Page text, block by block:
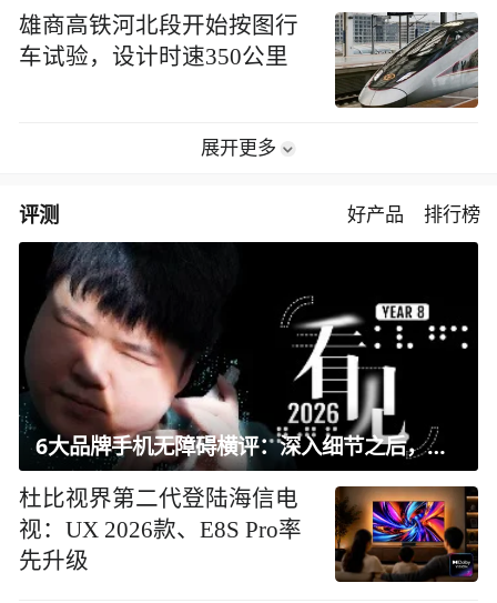
雄商高铁河北段开始按图行
车试验，设计时速350公里
展开更多
评测 好产品 排行榜
6大品牌手机无障碍横评：深入细节之后，似乎只有苹果能挺住？｜ 看见2026
杜比视界第二代登陆海信电
视：UX 2026款、E8S Pro率
先升级